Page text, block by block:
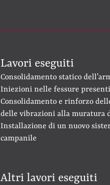
Lavori eseguiti
Consolidamento statico
Iniezioni nelle fessure
Consolidamento e rinforzo
delle vibrazioni alla muratura
Installazione di un nuovo
campanile
Altri lavori eseguiti